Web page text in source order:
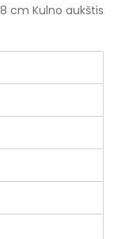
cm Kulno aukštis